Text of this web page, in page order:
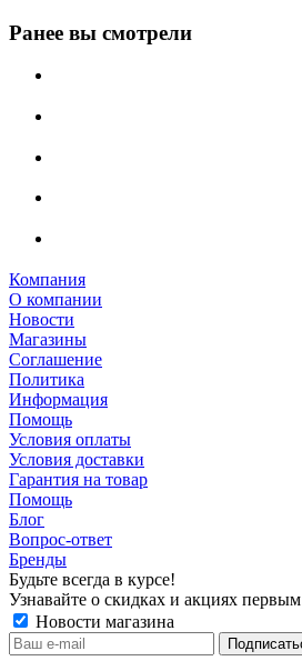
Ранее вы смотрели
Компания
О компании
Новости
Магазины
Соглашение
Политика
Информация
Помощь
Условия оплаты
Условия доставки
Гарантия на товар
Помощь
Блог
Вопрос-ответ
Бренды
Будьте всегда в курсе!
Узнавайте о скидках и акциях первым
Новости магазина